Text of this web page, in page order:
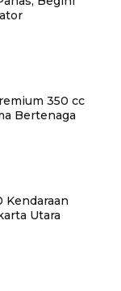
350 cc
Bertenaga
Kendaraan
Utara